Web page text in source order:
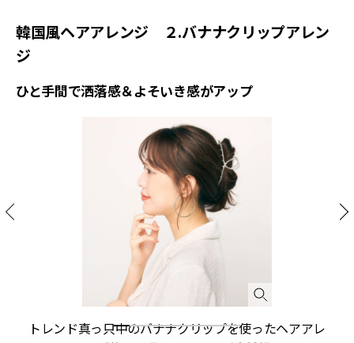
韓国風ヘアアレンジ ２.バナナクリップアレン
ジ
ひと手間で洒落感＆よそいき感がアップ
トレンド真っ只中のバナナクリップを使ったヘアアレ